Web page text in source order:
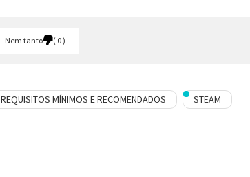
Nem tanto 0
REQUISITOS MÍNIMOS E RECOMENDADOS STEAM